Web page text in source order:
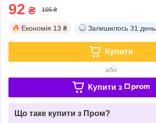
92 ₴ 105 ₴
Економія 13 ₴ Залишилось 31 день
Купити
або
Купити з
Що таке купити з Пром?